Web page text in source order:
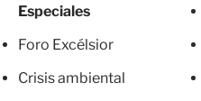
Especiales
Foro Excélsior
Crisis ambiental